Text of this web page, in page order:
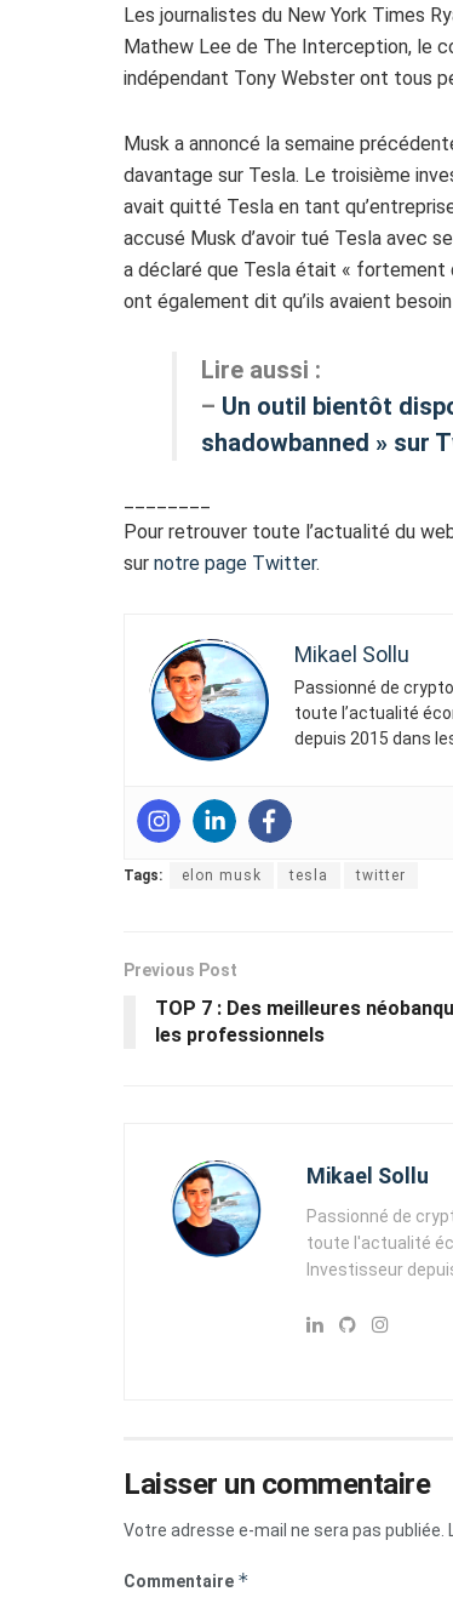
Les journalistes du New York Times
Mathew Lee de The Interception, le
indépendant Tony Webster ont tous
Musk a annoncé la semaine
davantage sur Tesla. Le troisième
avait quitté Tesla en tant
accusé Musk d’avoir tué Tesla avec
a déclaré que Tesla était « fortement
ont également dit qu’ils avaient
Lire aussi :
– Un outil bientôt
shadowbanned » sur
Pour retrouver toute l’actualité du
sur notre page Twitter.
Mikael Sollu
Passionné de
toute l’actualité
depuis 2015 dans
Tags: elon musk tesla twitter
Previous Post
TOP 7 : Des meilleures
les professionnels
Mikael Sollu
Passionné de
toute l'actualité
Investisseur
Laisser un commentaire
Votre adresse e-mail ne sera pas publiée.
Commentaire *